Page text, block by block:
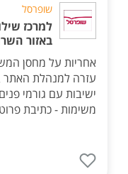
שופרסל
למרכז
באזור
אחריות על מחסן
עזרה למנהלת האתר
ישיבות עם גורמי
משימות - כתיבת